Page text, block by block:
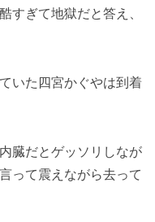
すぎて地獄だと答え、
いた四宮かぐやは到着
臓だとゲッソリしなが
って震えながら去って